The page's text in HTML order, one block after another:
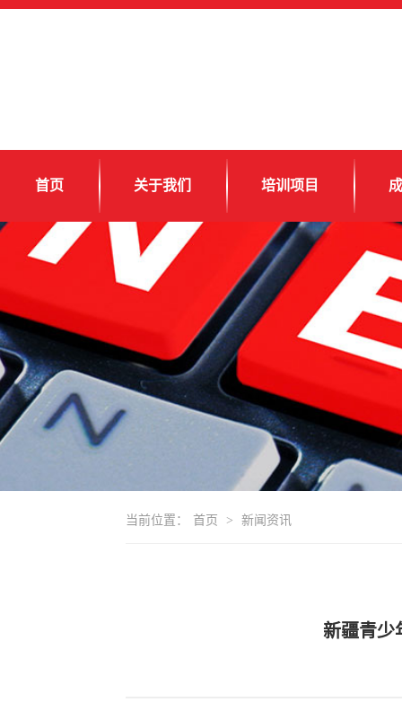
首页 关于我们 培训项目
当前位置： 首页 > 新闻资讯
新疆青少